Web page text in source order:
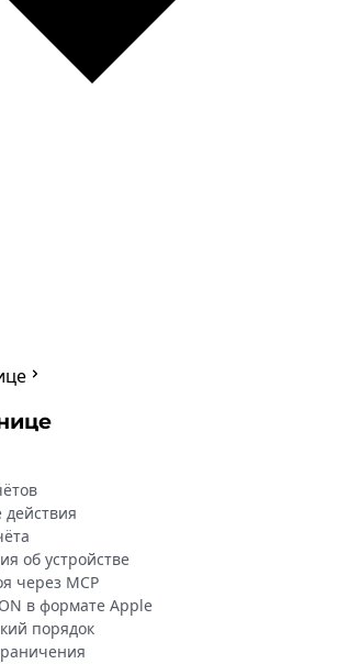
об устройстве
через MCP
в формате Apple
порядок